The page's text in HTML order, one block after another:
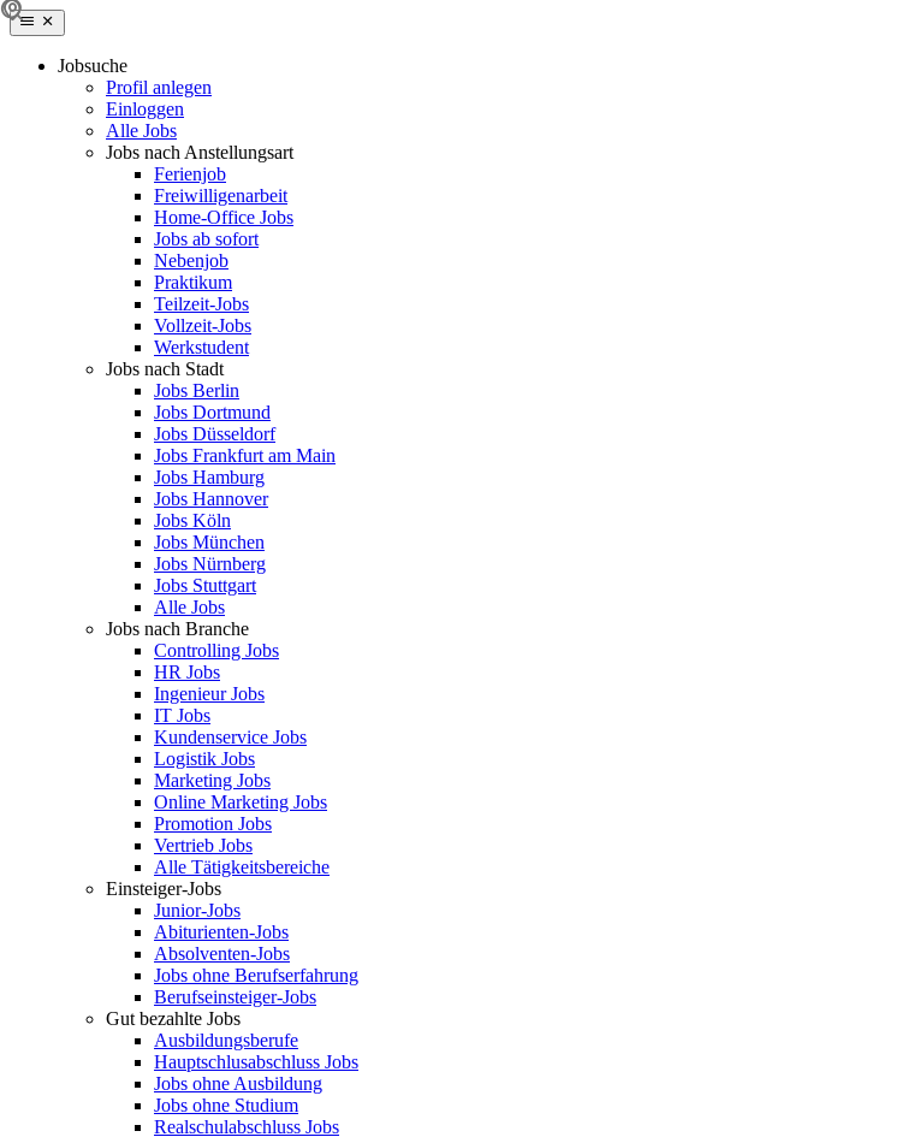
Jobsuche
Profil anlegen
Einloggen
Alle Jobs
Jobs nach Anstellungsart
Ferienjob
Freiwilligenarbeit
Home-Office Jobs
Jobs ab sofort
Nebenjob
Praktikum
Teilzeit-Jobs
Vollzeit-Jobs
Werkstudent
Jobs nach Stadt
Jobs Berlin
Jobs Dortmund
Jobs Düsseldorf
Jobs Frankfurt am Main
Jobs Hamburg
Jobs Hannover
Jobs Köln
Jobs München
Jobs Nürnberg
Jobs Stuttgart
Alle Jobs
Jobs nach Branche
Controlling Jobs
HR Jobs
Ingenieur Jobs
IT Jobs
Kundenservice Jobs
Logistik Jobs
Marketing Jobs
Online Marketing Jobs
Promotion Jobs
Vertrieb Jobs
Alle Tätigkeitsbereiche
Einsteiger-Jobs
Junior-Jobs
Abiturienten-Jobs
Absolventen-Jobs
Jobs ohne Berufserfahrung
Berufseinsteiger-Jobs
Gut bezahlte Jobs
Ausbildungsberufe
Hauptschlusabschluss Jobs
Jobs ohne Ausbildung
Jobs ohne Studium
Realschulabschluss Jobs